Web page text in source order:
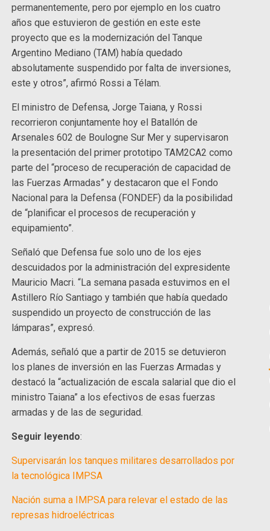
permanentemente, pero por ejemplo en los cuatro
años que estuvieron de gestión en este este
proyecto que es la modernización del Tanque
Argentino Mediano (TAM) había quedado
absolutamente suspendido por falta de inversiones,
este y otros”, afirmó Rossi a Télam.
El ministro de Defensa, Jorge Taiana, y Rossi
recorrieron conjuntamente hoy el Batallón de
Arsenales 602 de Boulogne Sur Mer y supervisaron
la presentación del primer prototipo TAM2CA2 como
parte del “proceso de recuperación de capacidad de
las Fuerzas Armadas” y destacaron que el Fondo
Nacional para la Defensa (FONDEF) da la posibilidad
de “planificar el procesos de recuperación y
equipamiento”.
Señaló que Defensa fue solo uno de los ejes
descuidados por la administración del expresidente
Mauricio Macri. “La semana pasada estuvimos en el
Astillero Río Santiago y también que había quedado
suspendido un proyecto de construcción de las
lámparas”, expresó.
Además, señaló que a partir de 2015 se detuvieron
los planes de inversión en las Fuerzas Armadas y
destacó la “actualización de escala salarial que dio el
ministro Taiana” a los efectivos de esas fuerzas
armadas y de las de seguridad.
Seguir leyendo:
Supervisarán los tanques militares desarrollados por
la tecnológica IMPSA
Nación suma a IMPSA para relevar el estado de las
represas hidroeléctricas